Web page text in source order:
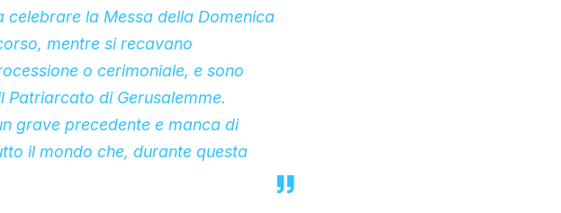
celebrare la Messa della Domenica
mentre si recavano
o cerimoniale, e sono
di Gerusalemme.
grave precedente e manca di
il mondo che, durante questa